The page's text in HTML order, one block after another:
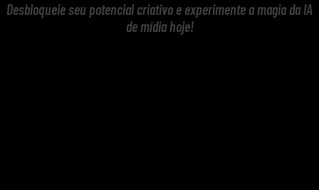
Desbloqueie seu potencial criativo e experimente a magia da IA
de mídia hoje!